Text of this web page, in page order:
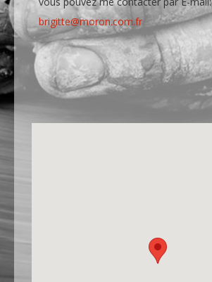
brigitte@moron.com.fr